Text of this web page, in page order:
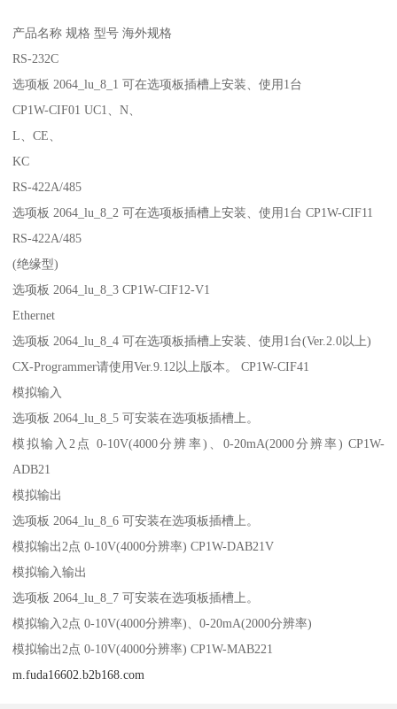
产品名称 规格 型号 海外规格
RS-232C
选项板 2064_lu_8_1 可在选项板插槽上安装、使用1台
CP1W-CIF01 UC1、N、
L、CE、
KC
RS-422A/485
选项板 2064_lu_8_2 可在选项板插槽上安装、使用1台 CP1W-CIF11
RS-422A/485
(绝缘型)
选项板 2064_lu_8_3 CP1W-CIF12-V1
Ethernet
选项板 2064_lu_8_4 可在选项板插槽上安装、使用1台(Ver.2.0以上)
CX-Programmer请使用Ver.9.12以上版本。 CP1W-CIF41
模拟输入
选项板 2064_lu_8_5 可安装在选项板插槽上。
模拟输入2点 0-10V(4000分辨率)、0-20mA(2000分辨率) CP1W-
ADB21
模拟输出
选项板 2064_lu_8_6 可安装在选项板插槽上。
模拟输出2点 0-10V(4000分辨率) CP1W-DAB21V
模拟输入输出
选项板 2064_lu_8_7 可安装在选项板插槽上。
模拟输入2点 0-10V(4000分辨率)、0-20mA(2000分辨率)
模拟输出2点 0-10V(4000分辨率) CP1W-MAB221
m.fuda16602.b2b168.com